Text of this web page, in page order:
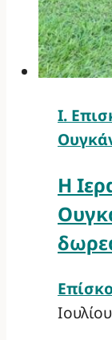
Ι.
Η